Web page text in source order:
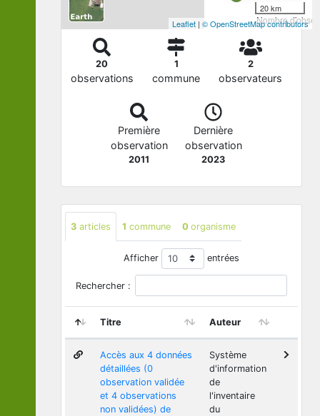
Nombre
20 km
Leaflet | © OpenStreetMap contributors
20
observations
1
commune
2
observateurs
Première
observation
2011
Dernière
observation
2023
3 articles 1 commune 0 organisme
Afficher entrées
Rechercher :
Titre Auteur
Accès aux 4 données
détaillées (0
observation validée
et 4 observations
non validées) de
Système
d'information
de
l'inventaire
du